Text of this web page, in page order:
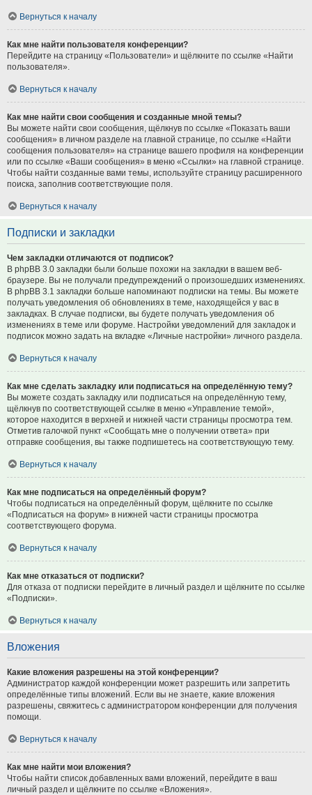
Вернуться к началу
Как мне найти пользователя конференции?
Перейдите на страницу «Пользователи» и щёлкните по ссылке «Найти
пользователя».
Вернуться к началу
Как мне найти свои сообщения и созданные мной темы?
Вы можете найти свои сообщения, щёлкнув по ссылке «Показать ваши
сообщения» в личном разделе на главной странице, по ссылке «Найти
сообщения пользователя» на странице вашего профиля на конференции
или по ссылке «Ваши сообщения» в меню «Ссылки» на главной странице.
Чтобы найти созданные вами темы, используйте страницу расширенного
поиска, заполнив соответствующие поля.
Вернуться к началу
Подписки и закладки
Чем закладки отличаются от подписок?
В phpBB 3.0 закладки были больше похожи на закладки в вашем веб-
браузере. Вы не получали предупреждений о произошедших изменениях.
В phpBB 3.1 закладки больше напоминают подписки на темы. Вы можете
получать уведомления об обновлениях в теме, находящейся у вас в
закладках. В случае подписки, вы будете получать уведомления об
изменениях в теме или форуме. Настройки уведомлений для закладок и
подписок можно задать на вкладке «Личные настройки» личного раздела.
Вернуться к началу
Как мне сделать закладку или подписаться на определённую тему?
Вы можете создать закладку или подписаться на определённую тему,
щёлкнув по соответствующей ссылке в меню «Управление темой»,
которое находится в верхней и нижней части страницы просмотра тем.
Отметив галочкой пункт «Сообщать мне о получении ответа» при
отправке сообщения, вы также подпишетесь на соответствующую тему.
Вернуться к началу
Как мне подписаться на определённый форум?
Чтобы подписаться на определённый форум, щёлкните по ссылке
«Подписаться на форум» в нижней части страницы просмотра
соответствующего форума.
Вернуться к началу
Как мне отказаться от подписки?
Для отказа от подписки перейдите в личный раздел и щёлкните по ссылке
«Подписки».
Вернуться к началу
Вложения
Какие вложения разрешены на этой конференции?
Администратор каждой конференции может разрешить или запретить
определённые типы вложений. Если вы не знаете, какие вложения
разрешены, свяжитесь с администратором конференции для получения
помощи.
Вернуться к началу
Как мне найти мои вложения?
Чтобы найти список добавленных вами вложений, перейдите в ваш
личный раздел и щёлкните по ссылке «Вложения».